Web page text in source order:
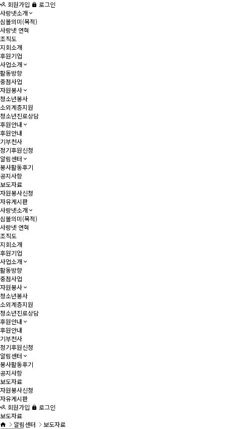
회원가입
로그인
사랑넷소개
심볼의미(목적)
사랑넷 연혁
조직도
지회소개
후원기업
사업소개
활동방향
중점사업
자원봉사
청소년봉사
소외계층지원
청소년진로상담
후원안내
후원안내
기부천사
정기후원신청
알림센터
봉사활동후기
공지사항
보도자료
자원봉사신청
자유게시판
사랑넷소개
심볼의미(목적)
사랑넷 연혁
조직도
지회소개
후원기업
사업소개
활동방향
중점사업
자원봉사
청소년봉사
소외계층지원
청소년진로상담
후원안내
후원안내
기부천사
정기후원신청
알림센터
봉사활동후기
공지사항
보도자료
자원봉사신청
자유게시판
회원가입
로그인
보도자료
알림센터
보도자료